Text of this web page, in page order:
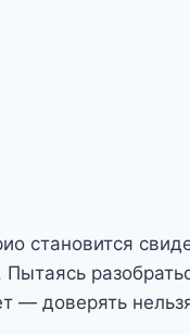
становится
— доверять